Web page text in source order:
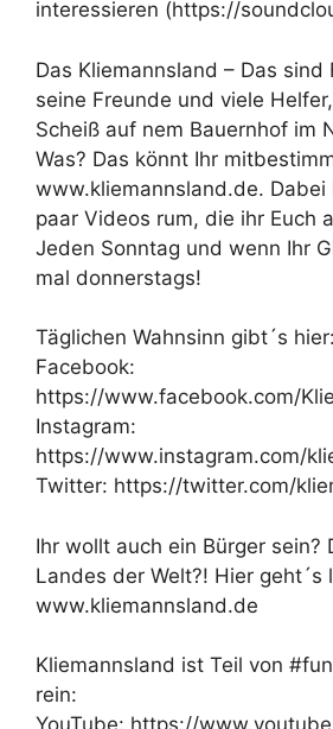
interessieren (https://
Das Kliemannsland – Das sind
seine Freunde und viele
Scheiß auf nem Bauernhof im
Was? Das könnt Ihr
www.kliemannsland.de. Dabei
paar Videos rum, die ihr Euch
Jeden Sonntag und wenn Ihr
mal donnerstags!
Täglichen Wahnsinn gibt´s hier:
Facebook:
https://www.facebook.com/
Instagram:
https://www.instagram.com/
Twitter: https://twitter.com/
Ihr wollt auch ein Bürger sein?
Landes der Welt?! Hier geht´s
www.kliemannsland.de
Kliemannsland ist Teil von
rein:
YouTube: https://